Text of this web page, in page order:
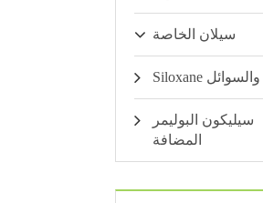
سيلان الخاصة
Siloxane والسوائل
سيليكون البوليمر
المضافة